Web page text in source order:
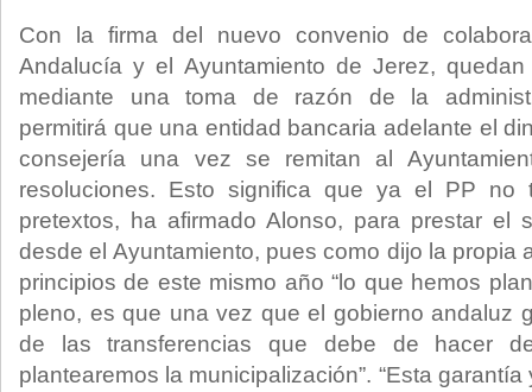
Con la firma del nuevo convenio de
Andalucía y el Ayuntamiento de Jerez,
mediante una toma de razón de la
permitirá que una entidad bancaria adelante el
consejería una vez se remitan al
resoluciones. Esto significa que ya el PP no
pretextos, ha afirmado Alonso, para prestar el
desde el Ayuntamiento, pues como dijo la propia
principios de este mismo año “lo que hemos
pleno, es que una vez que el gobierno andaluz
de las transferencias que debe de hacer
plantearemos la municipalización”. “Esta